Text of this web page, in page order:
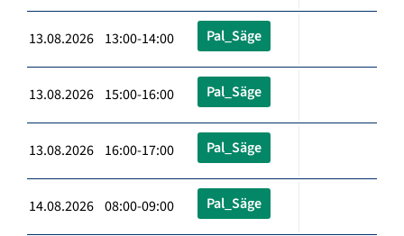
13.08.2026 13:00-14:00 Pal_Säge
13.08.2026 15:00-16:00 Pal_Säge
13.08.2026 16:00-17:00 Pal_Säge
14.08.2026 08:00-09:00 Pal_Säge